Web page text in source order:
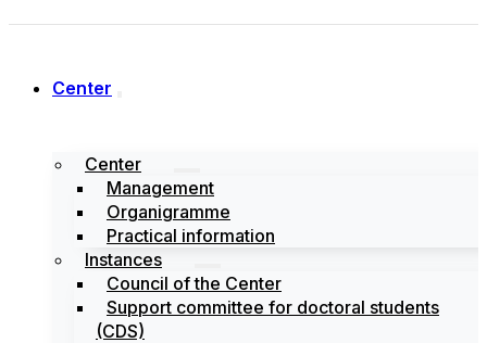
Center
Center
Management
Organigramme
Practical information
Instances
Council of the Center
Support committee for doctoral students
(CDS)